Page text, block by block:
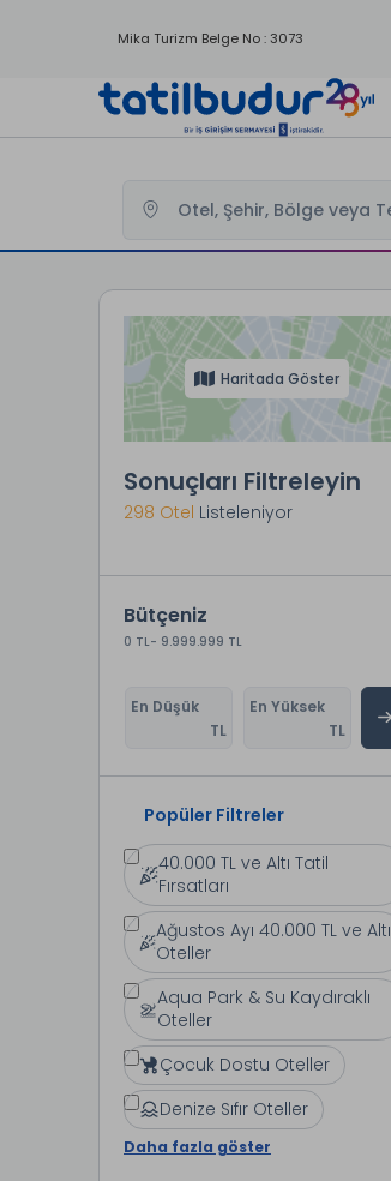
Mika Turizm Belge No : 3073
Haritada Göster
Sonuçları Filtreleyin
298 Otel Listeleniyor
Bütçeniz
0 TL- 9.999.999 TL
En Düşük
TL
En Yüksek
TL
Popüler Filtreler
40.000 TL ve Altı Tatil
Fırsatları
Ağustos Ayı 40.000 TL ve Altı
Oteller
Aqua Park & Su Kaydıraklı
Oteller
Çocuk Dostu Oteller
Denize Sıfır Oteller
Daha fazla göster